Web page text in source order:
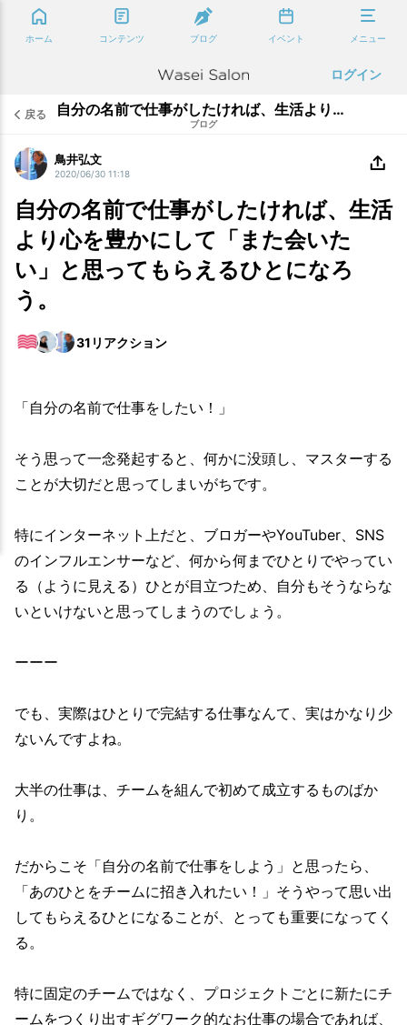
ホーム コンテンツ ブログ イベント メニュー
ログイン
戻る 自分の名前で仕事がしたければ、生活より心を豊かにして「また会いたい」と思ってもらえるひとになろう。
ブログ
鳥井弘文
2020/06/30 11:18
自分の名前で仕事がしたければ、生活
より心を豊かにして「また会いた
い」と思ってもらえるひとになろ
う。
31 リアクション
「自分の名前で仕事をしたい！」
そう思って一念発起すると、何かに没頭し、マスターする
ことが大切だと思ってしまいがちです。
特にインターネット上だと、ブロガーやYouTuber、SNS
のインフルエンサーなど、何から何までひとりでやってい
る（ように見える）ひとが目立つため、自分もそうならな
いといけないと思ってしまうのでしょう。
ーーー
でも、実際はひとりで完結する仕事なんて、実はかなり少
ないんですよね。
大半の仕事は、チームを組んで初めて成立するものばか
り。
だからこそ「自分の名前で仕事をしよう」と思ったら、
「あのひとをチームに招き入れたい！」そうやって思い出
してもらえるひとになることが、とっても重要になってく
る。
特に固定のチームではなく、プロジェクトごとに新たにチ
ームをつくり出すギグワーク的なお仕事の場合であれば、